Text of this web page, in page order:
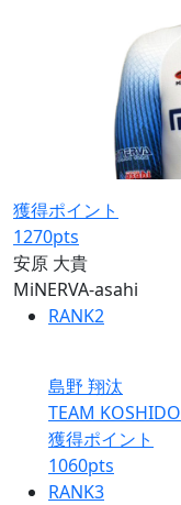
獲得ポイント
1270pts
安原 大貴
MiNERVA-asahi
RANK2
島野 翔汰
TEAM KOSHIDO
獲得ポイント
1060pts
RANK3